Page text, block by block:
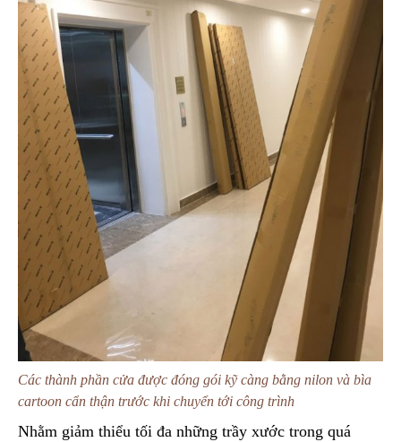
Các thành phần cửa được đóng gói kỹ càng bằng nilon và bìa
cartoon cẩn thận trước khi chuyển tới công trình
Nhằm giảm thiểu tối đa những trầy xước trong quá